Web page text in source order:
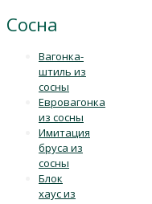
Сосна
Вагонка-
штиль из
сосны
Евровагонка
из сосны
Имитация
бруса из
сосны
Блок
хаус из